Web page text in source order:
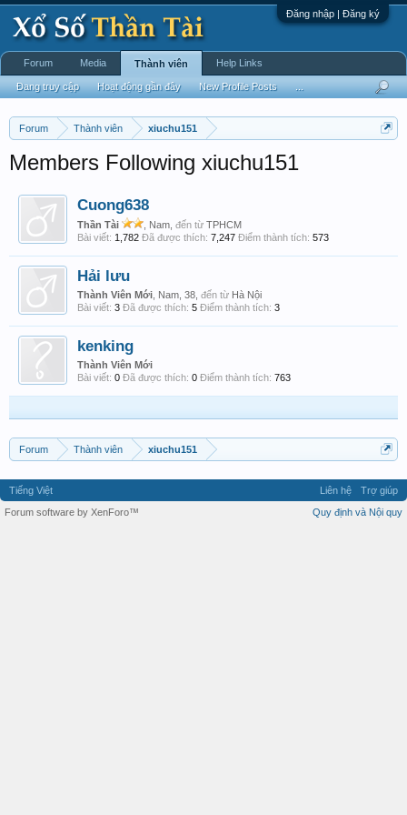
Đăng nhập | Đăng ký
Forum Thành viên xiuchu151
Members Following xiuchu151
Cuong638
Thần Tài , Nam, đến từ TPHCM
Bài viết: 1,782 Đã được thích: 7,247 Điểm thành tích: 573
Hải lưu
Thành Viên Mới , Nam, 38, đến từ Hà Nội
Bài viết: 3 Đã được thích: 5 Điểm thành tích: 3
kenking
Thành Viên Mới
Bài viết: 0 Đã được thích: 0 Điểm thành tích: 763
Forum Thành viên xiuchu151
Forum Media Thành viên
Đang truy cập Hoạt động gần đây New Profile Posts
Help Links
Tiếng Việt Liên hệ
Trợ giúp
Quy định và Nội quy
Forum software by XenForo™